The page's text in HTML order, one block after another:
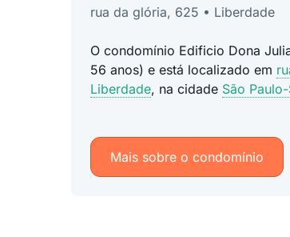
rua da glória, 625 • Liberdade
O condomínio Edificio Dona
56 anos) e está localizado em
Liberdade, na cidade São Paulo-
Mais sobre o condomínio